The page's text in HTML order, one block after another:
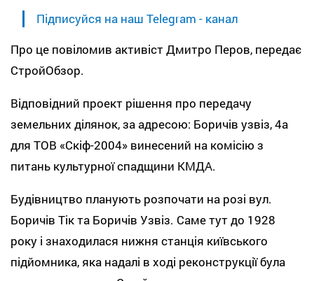
Підписуйся на наш Telegram - канал
Про це повіломив активіст Дмитро Перов, передає
СтройОбзор.
Відповідний проект рішення про передачу
земельних ділянок, за адресою: Боричів узвіз, 4а
для ТОВ «Скіф-2004» винесений на комісію з
питань культурної спадщини КМДА.
Будівництво планують розпочати на розі вул.
Боричів Тік та Боричів Узвіз. Саме тут до 1928
року і знаходилася нижня станція київського
підйомника, яка надалі в ході реконструкції була